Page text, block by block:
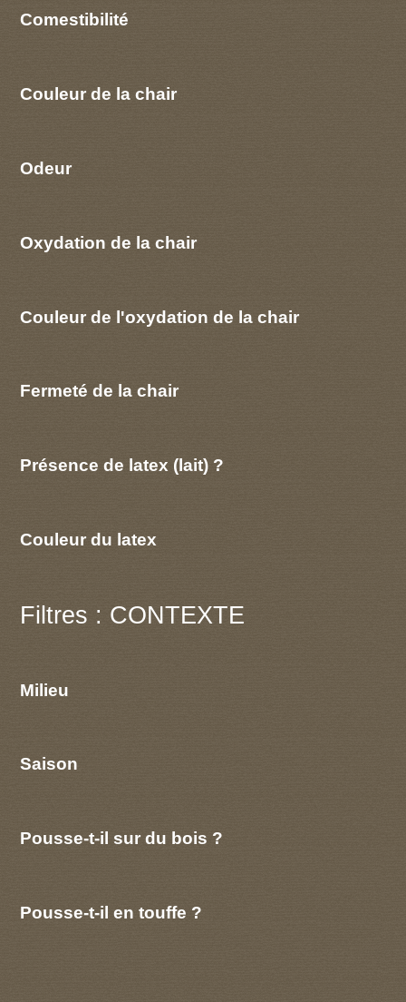
Comestibilité
Couleur de la chair
Odeur
Oxydation de la chair
Couleur de l'oxydation de la chair
Fermeté de la chair
Présence de latex (lait) ?
Couleur du latex
Filtres : CONTEXTE
Milieu
Saison
Pousse-t-il sur du bois ?
Pousse-t-il en touffe ?